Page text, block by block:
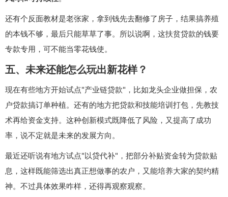
还有个反面教材是老张家，拿到钱先去翻修了房子，结果搞养殖
的本钱不够，最后只能草草了事。所以说啊，这扶贫贷款的钱要
专款专用，可不能当零花钱使。
五、未来还能怎么玩出新花样？
现在有些地方开始试点"产业链贷款"，比如龙头企业做担保，农
户贷款搞订单种植。还有的地方把贷款和技能培训打包，先教技
术再给资金支持。这种创新模式既降低了风险，又提高了成功
率，说不定就是未来的发展方向。
最近还听说有地方试点"以贷代补"，把部分补贴资金转为贷款贴
息，这样既能筛选出真正想做事的农户，又能培养大家的契约精
神。不过具体效果咋样，还得再观察观察。